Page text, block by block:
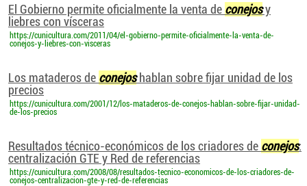
El Gobierno permite oficialmente la venta de conejosy
liebres con vísceras
https://cunicultura.com/2011/04/el-gobierno-permite-oficialmente-la-venta-de-
conejos-y-liebres-con-visceras
Los mataderos de conejoshablan sobre fijar unidad de los
precios
https://cunicultura.com/2001/12/los-mataderos-de-conejos-hablan-sobre-fijar-unidad-
de-los-precios
Resultados técnico-económicos de los criadores de conejos:
centralización GTE y Red de referencias
https://cunicultura.com/2008/08/resultados-tecnico-economicos-de-los-criadores-de-
conejos-centralizacion-gte-y-red-de-referencias